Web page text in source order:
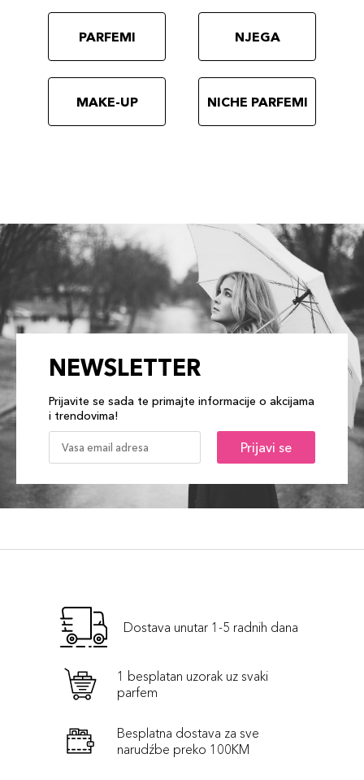
PARFEMI NJEGA
MAKE-UP NICHE PARFEMI
NEWSLETTER
Prijavite se sada te primajte informacije o akcijama
i trendovima!
Prijavi se
Dostava unutar 1-5 radnih dana
1 besplatan uzorak uz svaki
parfem
Besplatna dostava za sve
narudźbe preko 100KM